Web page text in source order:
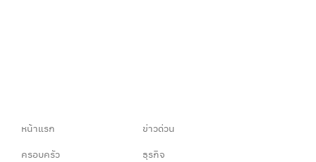
หน้าแรก
ข่าวด่วน
ครอบครัว
ธุรกิจ